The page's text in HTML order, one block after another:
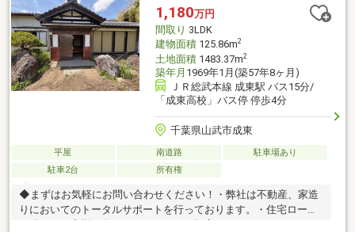
1,180万円
間取り 3LDK
建物面積125.86m2
土地面積1483.37m2
築年月 1969年1月(築57年8ヶ月)
ＪＲ総武本線 成東駅 バス15分/
「成東高校」バス停 停歩4分
千葉県山武市成東
平屋 南道路
駐車場あり
駐車2台
所有権
◆まずはお気軽にお問い合わせください！・弊社は不動産、家造
りにおいてのトータルサポートを行っております。・住宅ローン